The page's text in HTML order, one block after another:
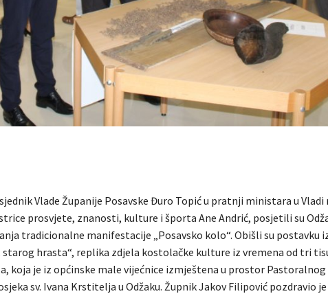
Vlade Županije Posavske Đuro Topić u pratnji ministara u Vladi
prosvjete, znanosti, kulture i športa Ane Andrić, posjetili su
tradicionalne manifestacije „Posavsko kolo“. Obišli su postavku
hrasta“, replika zdjela kostolačke kulture iz vremena od tri
koja je iz općinske male vijećnice izmještena u prostor Pastoralnog
sv. Ivana Krstitelja u Odžaku. Župnik Jakov Filipović pozdravio